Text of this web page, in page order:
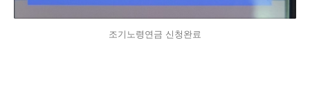
조기노령연금 신청완료